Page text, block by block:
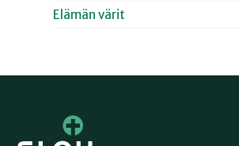
Elämän värit